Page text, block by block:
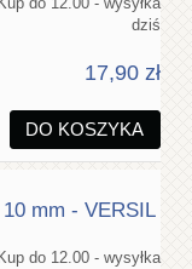
dziś
17,90 zł
DO KOSZYKA
mm - VERSIL
Kup do 12.00 - wysyłka